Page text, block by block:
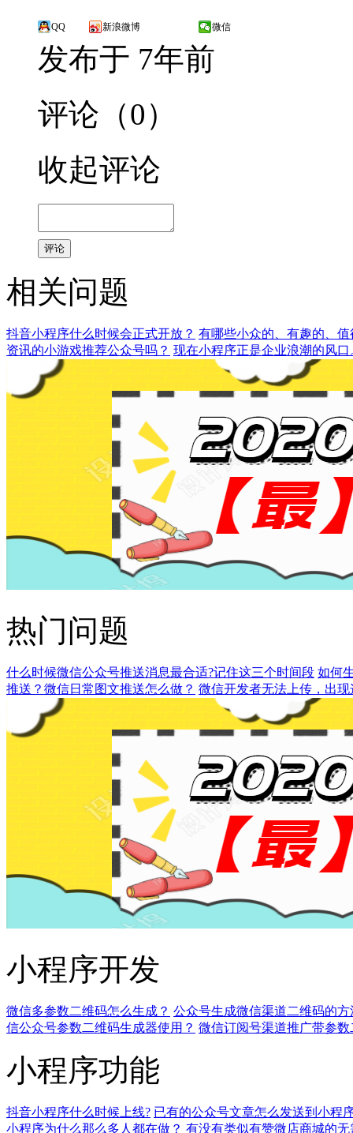
QQ 新浪微博 微信
发布于 7年前
评论（0）
收起评论
评论
相关问题
抖音小程序什么时候会正式开放？ 有哪些小众的、有趣的、
资讯的小游戏推荐公众号吗？ 现在小程序正是企业浪潮的风
热门问题
什么时候微信公众号推送消息最合适?记住这三个时间段 如何
推送？微信日常图文推送怎么做？ 微信开发者无法上传，出
小程序开发
微信多参数二维码怎么生成？ 公众号生成微信渠道二维码的方
信公众号参数二维码生成器使用？ 微信订阅号渠道推广带参
小程序功能
抖音小程序什么时候上线? 已有的公众号文章怎么发送到小程
小程序为什么那么多人都在做？ 有没有类似有赞微店商城的